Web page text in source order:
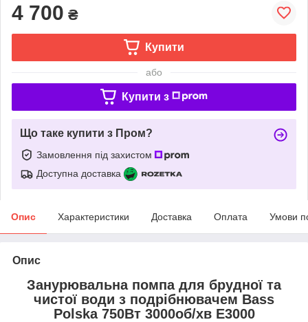
4 700 ₴
Купити
або
Купити з
Що таке купити з Пром?
Замовлення під захистом
Доступна доставка
Опис Характеристики Доставка Оплата Умови
Опис
Занурювальна помпа для брудної та
чистої води з подрібнювачем Bass
Polska 750Вт 3000об/хв E3000